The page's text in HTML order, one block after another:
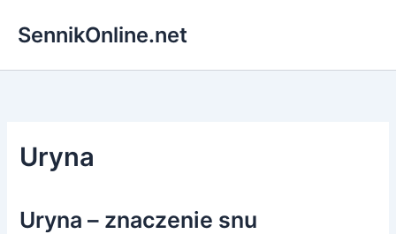
SennikOnline.net
Uryna
Uryna – znaczenie snu